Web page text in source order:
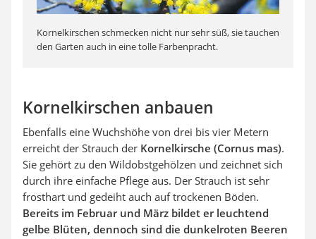
Kornelkirschen schmecken nicht nur sehr süß, sie tauchen
den Garten auch in eine tolle Farbenpracht.
Kornelkirschen anbauen
Ebenfalls eine Wuchshöhe von drei bis vier Metern
erreicht der Strauch der Kornelkirsche (Cornus mas).
Sie gehört zu den Wildobstgehölzen und zeichnet sich
durch ihre einfache Pflege aus. Der Strauch ist sehr
frosthart und gedeiht auch auf trockenen Böden.
Bereits im Februar und März bildet er leuchtend
gelbe Blüten, dennoch sind die dunkelroten Beeren